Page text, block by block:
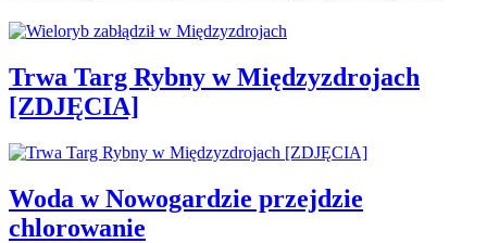
Trwa Targ Rybny w Międzyzdrojach
[ZDJĘCIA]
Woda w Nowogardzie przejdzie
chlorowanie